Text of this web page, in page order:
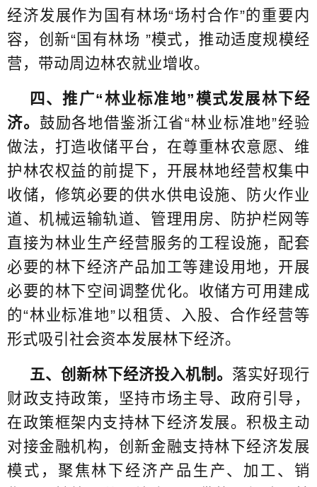
经济发展作为国有林场“场村合作”的重要内
容，创新“国有林场 ”模式，推动适度规模经
营，带动周边林农就业增收。
四、推广“林业标准地”模式发展林下经
济。 鼓励各地借鉴浙江省“林业标准地”经验
做法，打造收储平台，在尊重林农意愿、维
护林农权益的前提下，开展林地经营权集中
收储，修筑必要的供水供电设施、防火作业
道、机械运输轨道、管理用房、防护栏网等
直接为林业生产经营服务的工程设施，配套
必要的林下经济产品加工等建设用地，开展
必要的林下空间调整优化。收储方可用建成
的“林业标准地”以租赁、入股、合作经营等
形式吸引社会资本发展林下经济。
五、创新林下经济投入机制。 落实好现行
财政支持政策，坚持市场主导、政府引导，
在政策框架内支持林下经济发展。积极主动
对接金融机构，创新金融支持林下经济发展
模式，聚焦林下经济产品生产、加工、销